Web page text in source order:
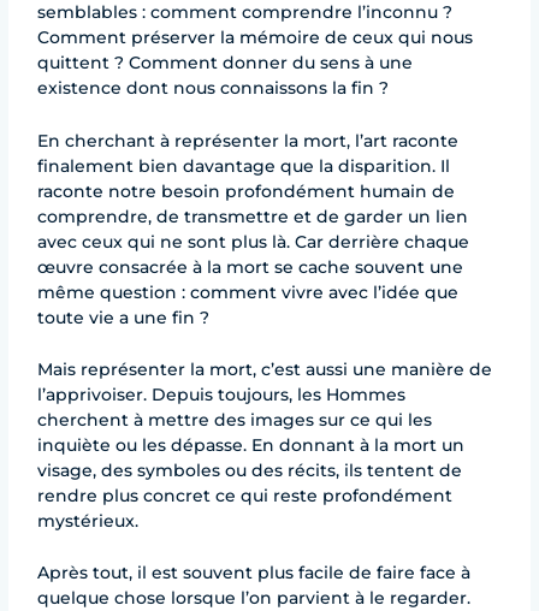
semblables : comment comprendre l’inconnu ?
Comment préserver la mémoire de ceux qui nous
quittent ? Comment donner du sens à une
existence dont nous connaissons la fin ?
En cherchant à représenter la mort, l’art raconte
finalement bien davantage que la disparition. Il
raconte notre besoin profondément humain de
comprendre, de transmettre et de garder un lien
avec ceux qui ne sont plus là. Car derrière chaque
œuvre consacrée à la mort se cache souvent une
même question : comment vivre avec l’idée que
toute vie a une fin ?
Mais représenter la mort, c’est aussi une manière de
l’apprivoiser. Depuis toujours, les Hommes
cherchent à mettre des images sur ce qui les
inquiète ou les dépasse. En donnant à la mort un
visage, des symboles ou des récits, ils tentent de
rendre plus concret ce qui reste profondément
mystérieux.
Après tout, il est souvent plus facile de faire face à
quelque chose lorsque l’on parvient à le regarder.